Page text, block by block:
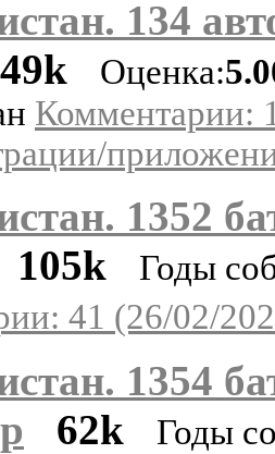
134
49k Оценка:
Комментарии:
1352
105k
Годы
41 (26/02/
1354
62k
Годы